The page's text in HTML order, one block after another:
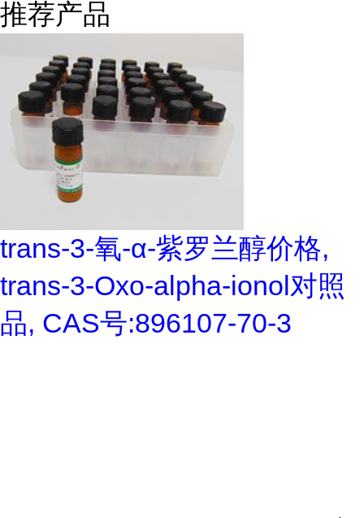
推荐产品
trans-3-氧-α-紫罗兰醇价格,
trans-3-Oxo-alpha-ionol对照
品, CAS号:896107-70-3